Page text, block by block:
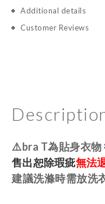
Additional details
Customer Reviews
⚠️bra T為貼身衣物
售出恕除瑕疵無法
建議洗滌時需放洗